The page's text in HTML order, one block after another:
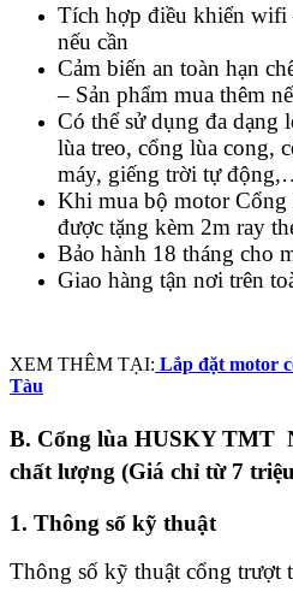
Tích hợp điều khiển wifi
nếu cần
Cảm biến an toàn hạn
– Sản phẩm mua thêm
Có thể sử dụng đa dạng
lùa treo, cổng lùa cong,
máy, giếng trời tự
Khi mua bộ motor Cổng
được tặng kèm 2m ray
Bảo hành 18 tháng cho
Giao hàng tận nơi trên
XEM THÊM TẠI: Lắp đặt motor
Tàu
B. Cổng lùa HUSKY TMT
chất lượng (Giá chỉ từ 7
1. Thông số kỹ thuật
Thông số kỹ thuật cổng